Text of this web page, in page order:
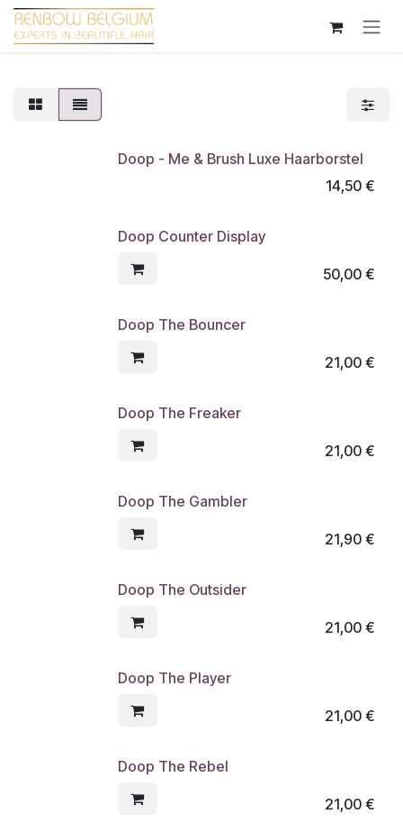
Overslaan naar inhoud
Doop - Me & Brush Luxe Haarborstel
14,50€
Doop Counter Display
50,00€
Doop The Bouncer
21,00€
Doop The Freaker
21,00€
Doop The Gambler
21,90€
Doop The Outsider
21,00€
Doop The Player
21,00€
Doop The Rebel
21,00€